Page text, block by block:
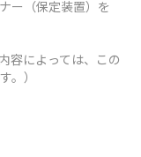
ー（保定装置）を
容によっては、この
。）